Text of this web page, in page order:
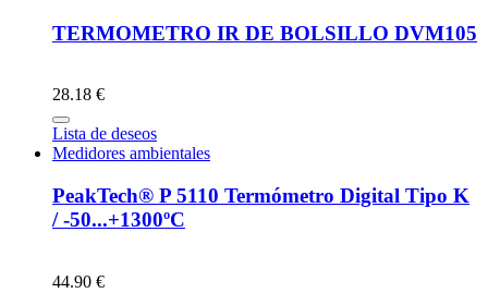
TERMOMETRO IR DE BOLSILLO DVM105
28.18 €
Lista de deseos
Medidores ambientales
PeakTech® P 5110 Termómetro Digital Tipo K
/ -50...+1300ºC
44.90 €